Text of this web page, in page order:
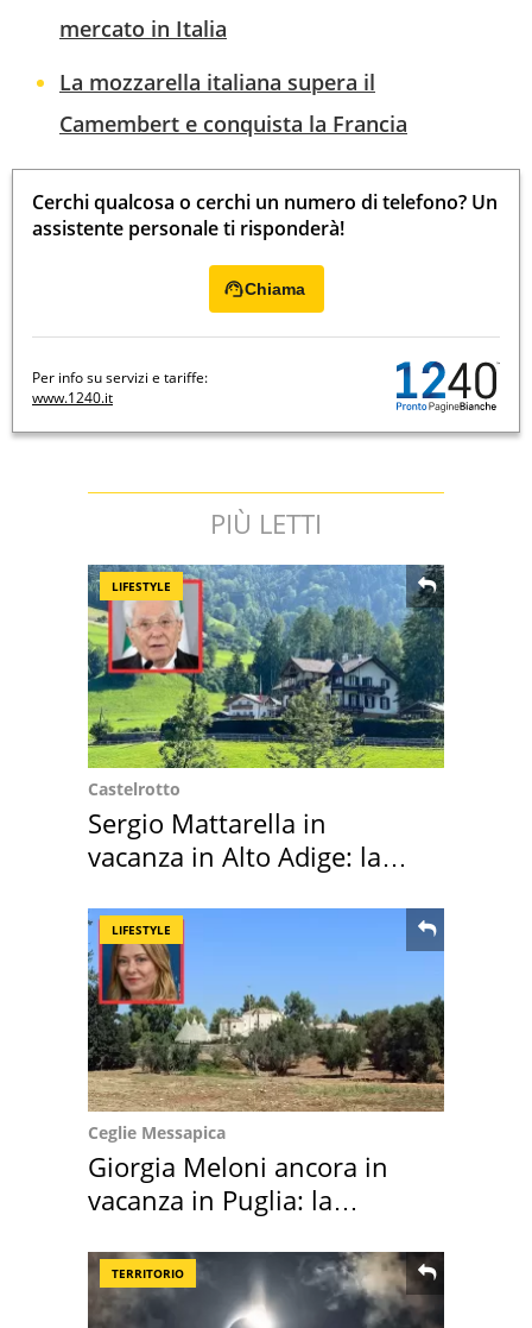
mercato in Italia
La mozzarella italiana supera il
Camembert e conquista la Francia
Cerchi qualcosa o cerchi un numero di telefono? Un
assistente personale ti risponderà!
Chiama
Per info su servizi e tariffe:
www.1240.it
PIÙ LETTI
LIFESTYLE
Castelrotto
Sergio Mattarella in
vacanza in Alto Adige: la
LIFESTYLE
Ceglie Messapica
Giorgia Meloni ancora in
vacanza in Puglia: la
TERRITORIO